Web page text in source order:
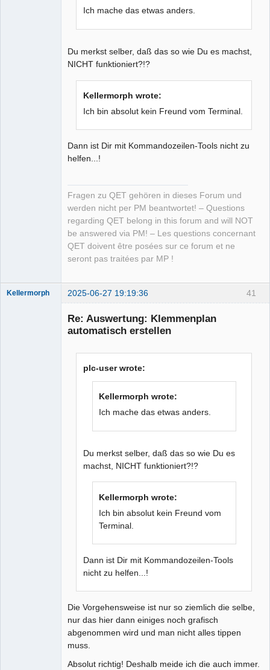
Ich mache das etwas anders.
Du merkst selber, daß das so wie Du es machst,
NICHT funktioniert?!?
Kellermorph wrote:
Ich bin absolut kein Freund vom Terminal.
Dann ist Dir mit Kommandozeilen-Tools nicht zu
helfen...!
Fragen zu QET gehören in dieses Forum und
werden nicht per PM beantwortet! – Questions
regarding QET belong in this forum and will NOT
be answered via PM! – Les questions concernant
QET doivent être posées sur ce forum et ne
seront pas traitées par MP !
41
Kellermorph 2025-06-27 19:19:36
Re: Auswertung: Klemmenplan
automatisch erstellen
plc-user wrote:
Kellermorph wrote:
Ich mache das etwas anders.
Du merkst selber, daß das so wie Du es
machst, NICHT funktioniert?!?
Kellermorph wrote:
Ich bin absolut kein Freund vom
Terminal.
Dann ist Dir mit Kommandozeilen-Tools
nicht zu helfen...!
Die Vorgehensweise ist nur so ziemlich die selbe,
nur das hier dann einiges noch grafisch
abgenommen wird und man nicht alles tippen
muss.
Absolut richtig! Deshalb meide ich die auch immer.